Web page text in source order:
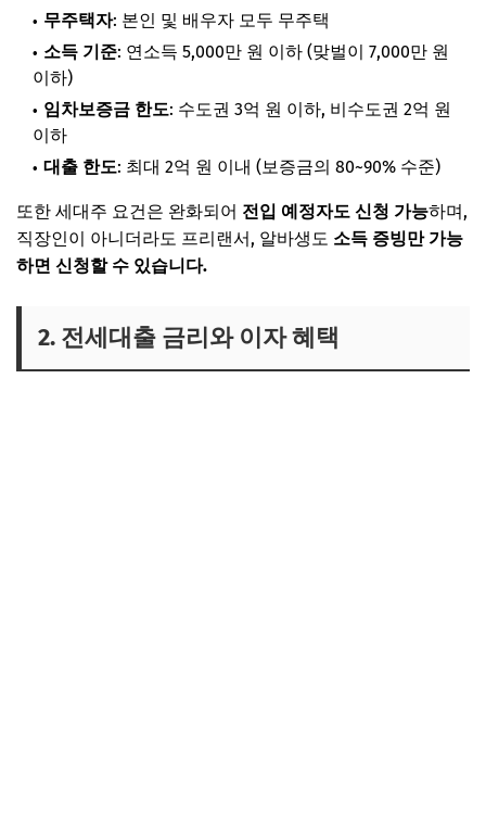
무주택자: 본인 및 배우자 모두 무주택
소득 기준: 연소득 5,000만 원 이하 (맞벌이 7,000만 원
이하)
임차보증금 한도: 수도권 3억 원 이하, 비수도권 2억 원
이하
대출 한도: 최대 2억 원 이내 (보증금의 80~90% 수준)
또한 세대주 요건은 완화되어 전입 예정자도 신청 가능하며,
직장인이 아니더라도 프리랜서, 알바생도 소득 증빙만 가능
하면 신청할 수 있습니다.
2. 전세대출 금리와 이자 혜택